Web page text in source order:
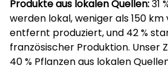
Produkte aus lokalen Quellen:31
werden lokal, weniger als 150
entfernt produziert, und 42 %
französischer Produktion. Unser
40 % Pflanzen aus lokalen